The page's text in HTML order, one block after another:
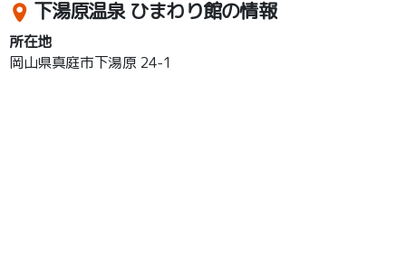
下湯原温泉 ひまわり館の情報
所在地
岡山県真庭市下湯原 24-1